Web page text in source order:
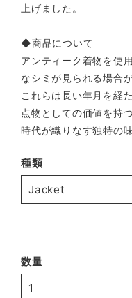
上げました。
◆商品について
アンティーク着物を使
なシミが見られる場合
これらは長い年月を経
点物としての価値を持
時代が織りなす独特の
種類
数量